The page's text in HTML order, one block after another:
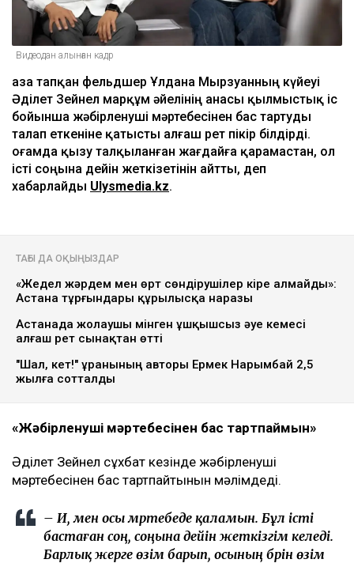
Видеодан алынған кадр
Қаза тапқан фельдшер Ұлдана Мырзуанның күйеуі
Әділет Зейнел марқұм әйелінің анасы қылмыстық іс
бойынша жәбірленуші мәртебесінен бас тартуды
талап еткеніне қатысты алғаш рет пікір білдірді.
Қоғамда қызу талқыланған жағдайға қарамастан, ол
істі соңына дейін жеткізетінін айтты, деп
хабарлайды Ulysmedia.kz.
ТАҒЫ ДА ОҚЫҢЫЗДАР
«Жедел жәрдем мен өрт сөндірушілер кіре алмайды»:
Астана тұрғындары құрылысқа наразы
Астанада жолаушы мінген ұшқышсыз әуе кемесі
алғаш рет сынақтан өтті
"Шал, кет!" ұранының авторы Ермек Нарымбай 2,5
жылға сотталды
«Жәбірленуші мәртебесінен бас тартпаймын»
Әділет Зейнел сұхбат кезінде жәбірленуші
мәртебесінен бас тартпайтынын мәлімдеді.
– Иә, мен осы мәртебеде қаламын. Бұл істі
бастаған соң, соңына дейін жеткізгім келеді.
Барлық жерге өзім барып, осының бәрін өзім